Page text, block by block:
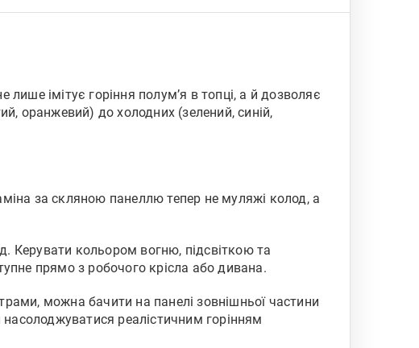
лише імітує горіння полум’я в топці, а й дозволяє
оранжевий) до холодних (зелений, синій,
за скляною панеллю тепер не муляжі колод, а
Керувати кольором вогню, підсвіткою та
прямо з робочого крісла або дивана.
можна бачити на панелі зовнішньої частини
реалістичним горінням